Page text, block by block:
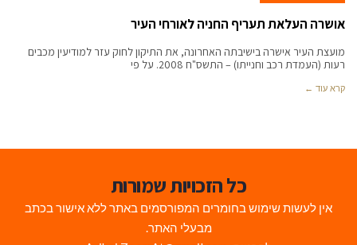
אושרה העלאת תעריף החניה לאורחי העיר
מועצת העיר אישרה בישיבתה האחרונה, את התיקון לחוק עזר למודיעין מכבים
רעות (העמדת רכב וחנייתו) – התשס"ח 2008. על פי
קרא עוד ←
כל הזכויות שמורות
אין לעשות שימוש בחומרים המפורסמים באתר ללא אישור בכתב
מבעלי האתר.